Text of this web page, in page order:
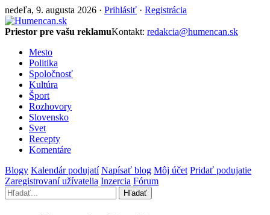
nedeľa, 9. augusta 2026 · Prihlásiť · Registrácia
Priestor pre vašu reklamuKontakt: redakcia@humencan.sk
Mesto
Politika
Spoločnosť
Kultúra
Šport
Rozhovory
Slovensko
Svet
Recepty
Komentáre
Blogy Kalendár podujatí Napísať blog Môj účet Pridať podujatie
Zaregistrovaní užívatelia Inzercia Fórum
Hľadať